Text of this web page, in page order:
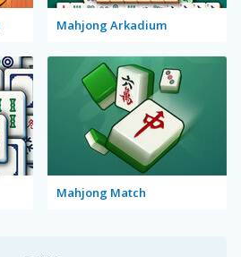
Mahjong Arkadium
Mahjong Match